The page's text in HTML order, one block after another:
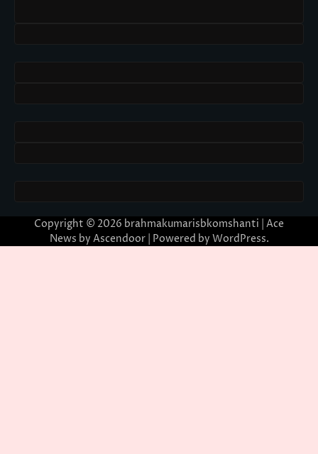
Copyright © 2026 brahmakumarisbkomshanti | Ace
News by Ascendoor| Powered by WordPress.